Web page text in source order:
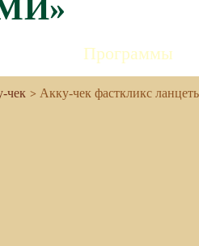
Программы
чек Акку-чек фасткликс